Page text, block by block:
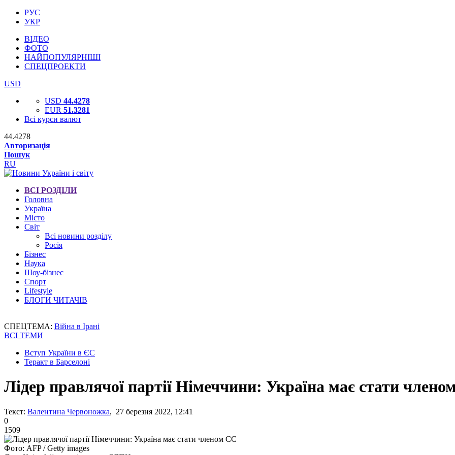
РУС
УКР
ВІДЕО
ФОТО
НАЙПОПУЛЯРНІШІ
СПЕЦПРОЕКТИ
USD
USD 44.4278
EUR 51.3281
Всі курси валют
44.4278
Авторизація
Пошук
RU
ВСІ РОЗДІЛИ
Головна
Україна
Місто
Світ
Всі новини розділу
Росія
Бізнес
Наука
Шоу-бізнес
Спорт
Lifestyle
БЛОГИ ЧИТАЧІВ
СПЕЦТЕМА: Війна в Ірані
ВСІ ТЕМИ
Вступ України в ЄС
Теракт в Барселоні
Лідер правлячої партії Німеччини: Україна має стати
Текст: Валентина Червоножка, 27 березня 2022, 12:41
0
1509
Фото: AFP / Getty images